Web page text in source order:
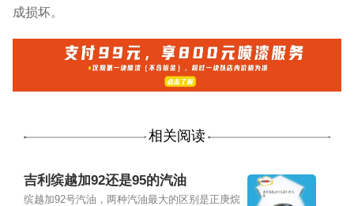
成损坏。
相关阅读
吉利缤越加92还是95的汽油
缤越加92号汽油，两种汽油最大的区别是正庚烷